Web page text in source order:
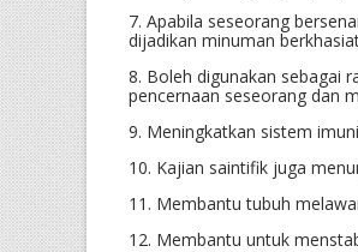
7. Apabila seseorang
dijadikan minuman
8. Boleh digunakan sebagai
pencernaan seseorang dan
9. Meningkatkan sistem
10. Kajian saintifik juga
11. Membantu tubuh
12. Membantu untuk